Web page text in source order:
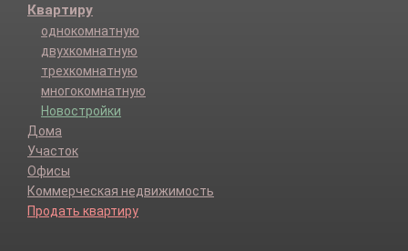
Квартиру
однокомнатную
двухкомнатную
трехкомнатную
многокомнатную
Новостройки
Дома
Участок
Офисы
Коммерческая недвижимость
Продать квартиру